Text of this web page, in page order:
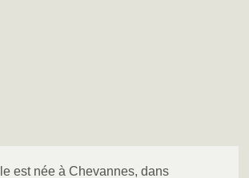
est née à Chevannes, dans